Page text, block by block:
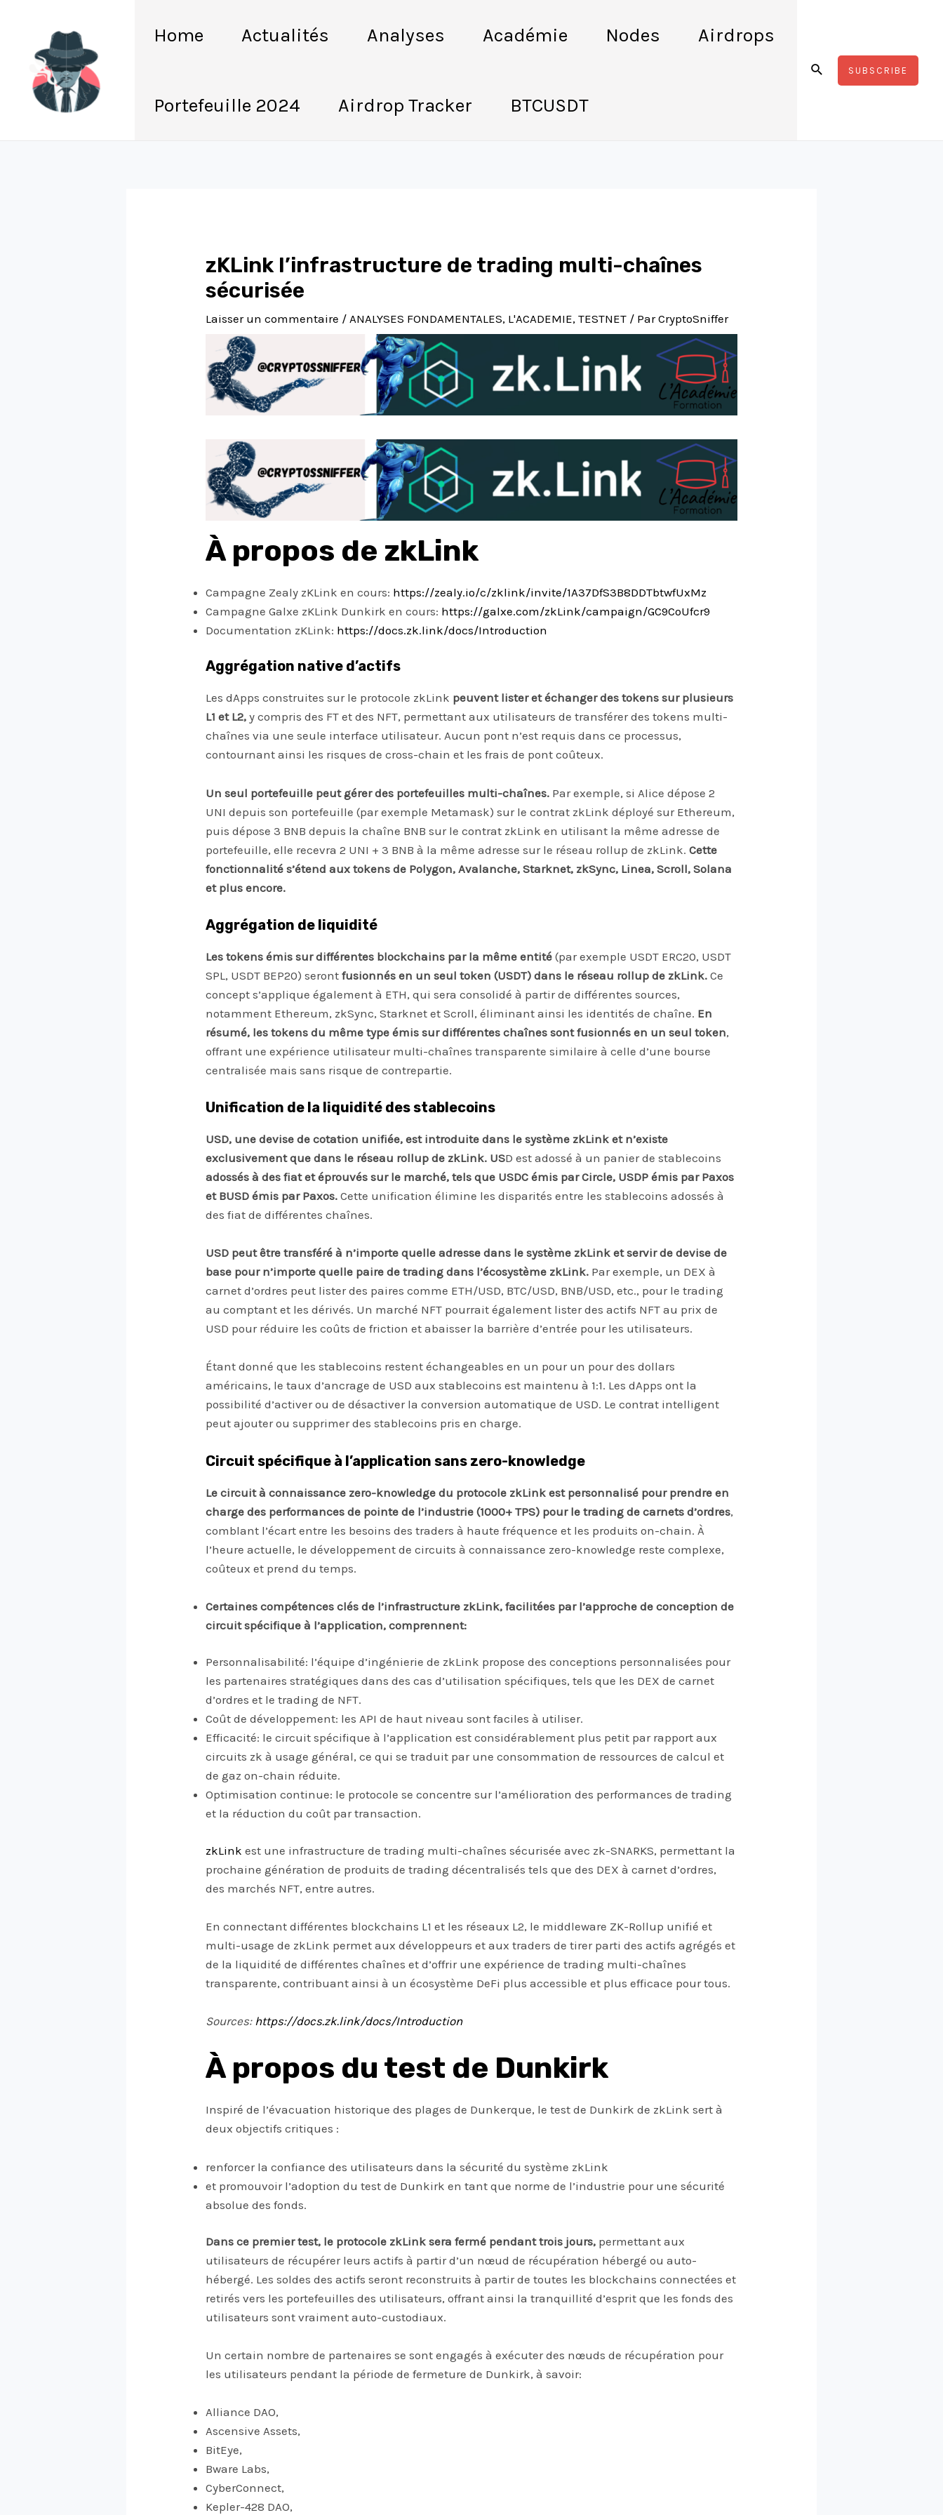
contenu
Home Actualités Analyses Académie Nodes Airdrops
Portefeuille 2024 Airdrop Tracker BTCUSDT
RechercherSUBSCRIBE
zKLink l’infrastructure de trading multi-chaînes
sécurisée
Laisser un commentaire / ANALYSES FONDAMENTALES, L'ACADEMIE,TESTNET / ParCryptoSniffer
À propos de zkLink
Campagne Zealy zKLink en cours: https://zealy.io/c/zklink/invite/1A37DfS3B8DDTbtwfUxMz
Campagne Galxe zKLink Dunkirk en cours: https://galxe.com/zkLink/campaign/GC9CoUfcr9
Documentation zKLink: https://docs.zk.link/docs/Introduction
Aggrégation native d’actifs
Les dApps construites sur le protocole zkLink peuvent lister et échanger des tokens sur plusieurs
L1 et L2,y compris des FT et des NFT, permettant aux utilisateurs de transférer des tokens multi-
chaînes via une seule interface utilisateur. Aucun pont n’est requis dans ce processus,
contournant ainsi les risques de cross-chain et les frais de pont coûteux.
Un seul portefeuille peut gérer des portefeuilles multi-chaînes. Par exemple, si Alice dépose 2
UNI depuis son portefeuille (par exemple Metamask) sur le contrat zkLink déployé sur Ethereum,
puis dépose 3 BNB depuis la chaîne BNB sur le contrat zkLink en utilisant la même adresse de
portefeuille, elle recevra 2 UNI + 3 BNB à la même adresse sur le réseau rollup de zkLink.Cette
fonctionnalité s’étend aux tokens de Polygon, Avalanche, Starknet, zkSync, Linea, Scroll, Solana
et plus encore.
Aggrégation de liquidité
Les tokens émis sur différentes blockchains par la même entité (par exemple USDT ERC20, USDT
SPL, USDT BEP20) serontfusionnés en un seul token (USDT) dans le réseau rollup de zkLink. Ce
concept s’applique également à ETH, qui sera consolidé à partir de différentes sources,
notamment Ethereum, zkSync, Starknet et Scroll, éliminant ainsi les identités de chaîne. En
résumé, les tokens du même type émis sur différentes chaînes sont fusionnés en un seul token,
offrant une expérience utilisateur multi-chaînes transparente similaire à celle d’une bourse
centralisée mais sans risque de contrepartie.
Unification de la liquidité des stablecoins
USD, une devise de cotation unifiée, est introduite dans le système zkLink et n’existe
exclusivement que dans le réseau rollup de zkLink. USD est adossé à un panier de stablecoins
adossés à des fiat et éprouvés sur le marché, tels que USDC émis par Circle, USDP émis par Paxos
et BUSD émis par Paxos. Cette unification élimine les disparités entre les stablecoins adossés à
des fiat de différentes chaînes.
USD peut être transféré à n’importe quelle adresse dans le système zkLink et servir de devise de
base pour n’importe quelle paire de trading dans l’écosystème zkLink. Par exemple, un DEX à
carnet d’ordres peut lister des paires comme ETH/USD, BTC/USD, BNB/USD, etc., pour le trading
au comptant et les dérivés. Un marché NFT pourrait également lister des actifs NFT au prix de
USD pour réduire les coûts de friction et abaisser la barrière d’entrée pour les utilisateurs.
Étant donné que les stablecoins restent échangeables en un pour un pour des dollars
américains, le taux d’ancrage de USD aux stablecoins est maintenu à 1:1. Les dApps ont la
possibilité d’activer ou de désactiver la conversion automatique de USD. Le contrat intelligent
peut ajouter ou supprimer des stablecoins pris en charge.
Circuit spécifique à l’application sans zero-knowledge
Le circuit à connaissance zero-knowledge du protocole zkLink est personnalisé pour prendre en
charge des performances de pointe de l’industrie (1000+ TPS) pour le trading de carnets d’ordres,
comblant l’écart entre les besoins des traders à haute fréquence et les produits on-chain. À
l’heure actuelle, le développement de circuits à connaissance zero-knowledge reste complexe,
coûteux et prend du temps.
Certaines compétences clés de l’infrastructure zkLink, facilitées par l’approche de conception de
circuit spécifique à l’application, comprennent:
Personnalisabilité: l’équipe d’ingénierie de zkLink propose des conceptions personnalisées pour
les partenaires stratégiques dans des cas d’utilisation spécifiques, tels que les DEX de carnet
d’ordres et le trading de NFT.
Coût de développement: les API de haut niveau sont faciles à utiliser.
Efficacité: le circuit spécifique à l’application est considérablement plus petit par rapport aux
circuits zk à usage général, ce qui se traduit par une consommation de ressources de calcul et
de gaz on-chain réduite.
Optimisation continue: le protocole se concentre sur l’amélioration des performances de trading
et la réduction du coût par transaction.
zkLink est une infrastructure de trading multi-chaînes sécurisée avec zk-SNARKS, permettant la
prochaine génération de produits de trading décentralisés tels que des DEX à carnet d’ordres,
des marchés NFT, entre autres.
En connectant différentes blockchains L1 et les réseaux L2, le middleware ZK-Rollup unifié et
multi-usage de zkLink permet aux développeurs et aux traders de tirer parti des actifs agrégés et
de la liquidité de différentes chaînes et d’offrir une expérience de trading multi-chaînes
transparente, contribuant ainsi à un écosystème DeFi plus accessible et plus efficace pour tous.
Sources: https://docs.zk.link/docs/Introduction
À propos du test de Dunkirk
Inspiré de l’évacuation historique des plages de Dunkerque, le test de Dunkirk de zkLink sert à
deux objectifs critiques :
renforcer la confiance des utilisateurs dans la sécurité du système zkLink
et promouvoir l’adoption du test de Dunkirk en tant que norme de l’industrie pour une sécurité
absolue des fonds.
Dans ce premier test, le protocole zkLink sera fermé pendant trois jours, permettant aux
utilisateurs de récupérer leurs actifs à partir d’un nœud de récupération hébergé ou auto-
hébergé. Les soldes des actifs seront reconstruits à partir de toutes les blockchains connectées et
retirés vers les portefeuilles des utilisateurs, offrant ainsi la tranquillité d’esprit que les fonds des
utilisateurs sont vraiment auto-custodiaux.
Un certain nombre de partenaires se sont engagés à exécuter des nœuds de récupération pour
les utilisateurs pendant la période de fermeture de Dunkirk, à savoir:
Alliance DAO,
Ascensive Assets,
BitEye,
Bware Labs,
CyberConnect,
Kepler-428 DAO,